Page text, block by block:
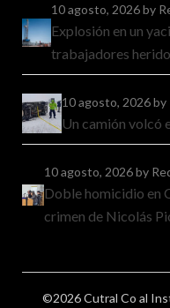
10 agosto, 2026by
Explosión en un
trabajadores
10 agosto, 2026by
Un camión volcó
10 agosto, 2026by
Doble homicidio en
crimen de Nicolás
©2026 Cutral Co al